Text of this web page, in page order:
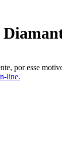
por esse
line.